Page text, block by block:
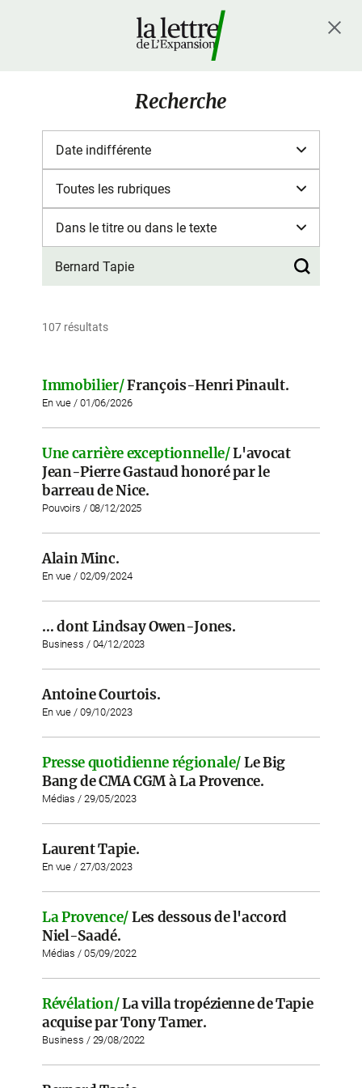
Recherche
107 résultats
Immobilier/François-Henri Pinault.
En vue / 01/06/2026
Une carrière exceptionnelle/L'avocat
Jean-Pierre Gastaud honoré par le
barreau de Nice.
Pouvoirs / 08/12/2025
Alain Minc.
En vue / 02/09/2024
… dont Lindsay Owen-Jones.
Business / 04/12/2023
Antoine Courtois.
En vue / 09/10/2023
Presse quotidienne régionale/Le Big
Bang de CMA CGM à La Provence.
Médias / 29/05/2023
Laurent Tapie.
En vue / 27/03/2023
La Provence/Les dessous de l'accord
Niel-Saadé.
Médias / 05/09/2022
Révélation/La villa tropézienne de Tapie
acquise par Tony Tamer.
Business / 29/08/2022